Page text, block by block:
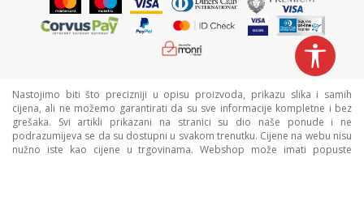
Nastojimo biti što precizniji u opisu proizvoda, prikazu slika i samih
cijena, ali ne možemo garantirati da su sve informacije kompletne i bez
grešaka. Svi artikli prikazani na stranici su dio naše ponude i ne
podrazumijeva se da su dostupni u svakom trenutku. Cijene na webu nisu
nužno iste kao cijene u trgovinama. Webshop može imati popuste